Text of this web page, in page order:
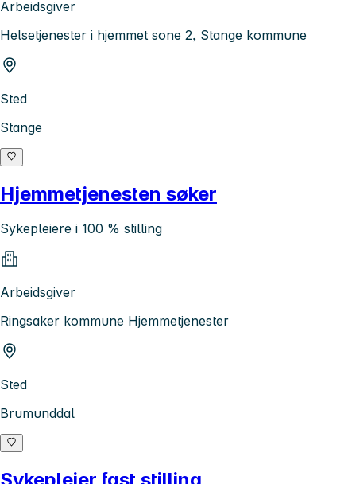
Arbeidsgiver
Helsetjenester i hjemmet sone 2, Stange kommune
Sted
Stange
Hjemmetjenesten søker
Sykepleiere i 100 % stilling
Arbeidsgiver
Ringsaker kommune Hjemmetjenester
Sted
Brumunddal